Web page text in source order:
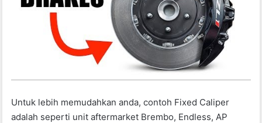
Untuk lebih memudahkan anda, contoh Fixed Caliper
adalah seperti unit aftermarket Brembo, Endless, AP